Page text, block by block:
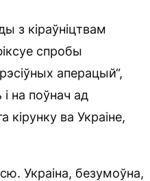
з кіраўніцтвам
спробы
аперацый“,
на поўнач ад
кірунку ва Украіне,
Украіна, безумоўна,